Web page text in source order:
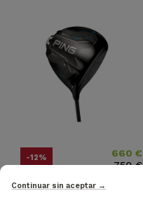
-12% Precio660 €
Precio base
750 €
PING - DRIVER G440K
Continuar sin aceptar →